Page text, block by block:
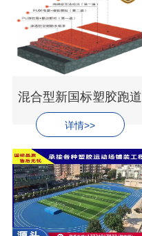
混合型新国标塑胶跑道
详情>>